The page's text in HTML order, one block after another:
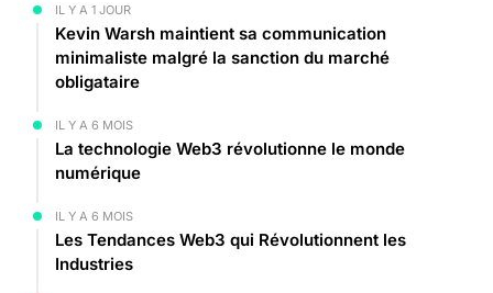
IL Y A 1 JOUR
Kevin Warsh maintient sa communication
minimaliste malgré la sanction du marché
obligataire
IL Y A 6 MOIS
La technologie Web3 révolutionne le monde
numérique
IL Y A 6 MOIS
Les Tendances Web3 qui Révolutionnent les
Industries